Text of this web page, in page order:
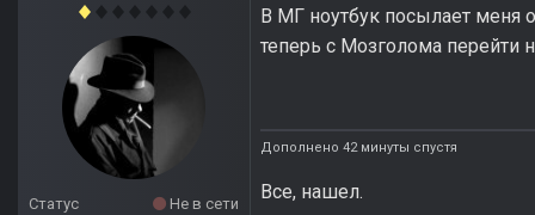
Статус
Не в сети
В МГ ноутбук посылает меня
теперь с Мозголома перейти
Дополнено 42 минуты спустя
Все, нашел.